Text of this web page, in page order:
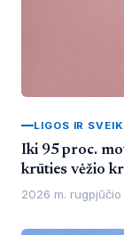
LIGOS IR
Iki 95 proc.
krūties vėžio
2026 m. rugpjūčio